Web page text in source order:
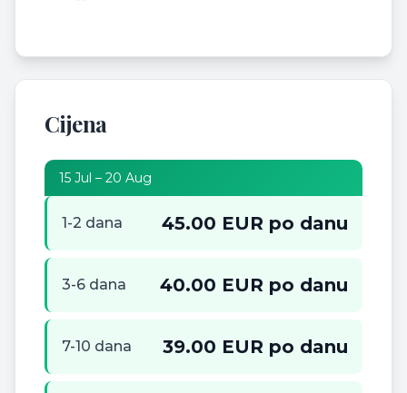
Cijena
15 Jul – 20 Aug
1-2 dana 45.00 EUR po danu
3-6 dana 40.00 EUR po danu
7-10 dana 39.00 EUR po danu